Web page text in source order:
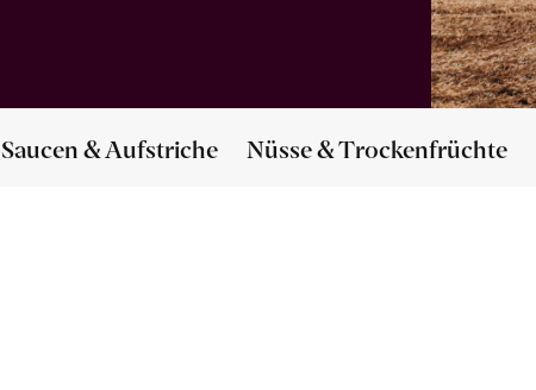
Saucen & Aufstriche Nüsse & Trockenfrüchte